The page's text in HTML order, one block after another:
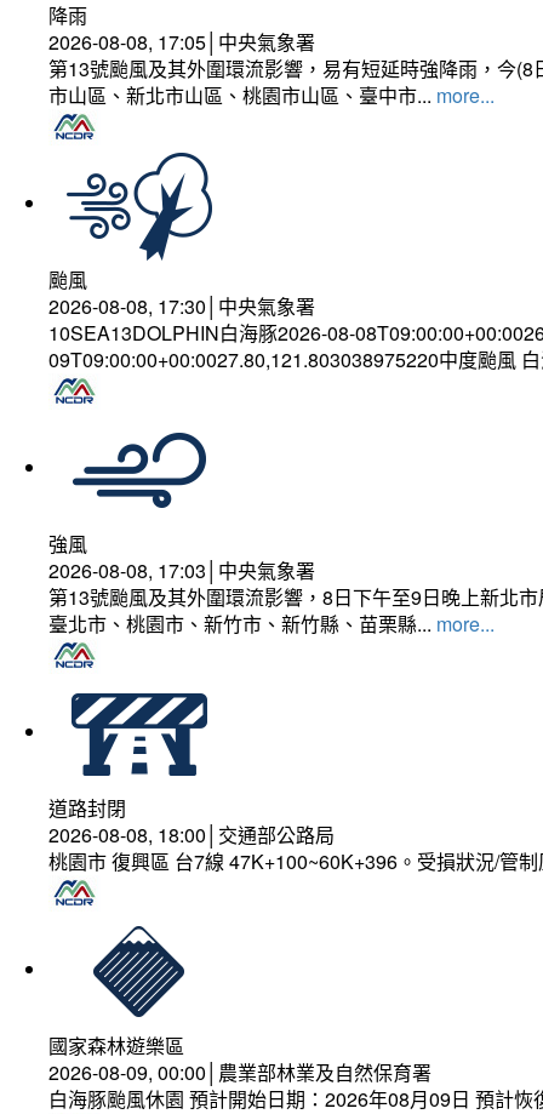
降雨
2026-08-08, 17:05│中央氣象署
第13號颱風及其外圍環流影響，易有短延時強降雨，今
市山區、新北市山區、桃園市山區、臺中市... more...
颱風
2026-08-08, 17:30│中央氣象署
10SEA13DOLPHIN白海豚2026-08-
09T09:00:00+00:0027.80,121.803038975220中度颱風
強風
2026-08-08, 17:03│中央氣象署
第13號颱風及其外圍環流影響，8日下午至9日晚上新北
臺北市、桃園市、新竹市、新竹縣、苗栗縣... more...
道路封閉
2026-08-08, 18:00│交通部公路局
桃園市 復興區 台7線 47K+100~60K+396。受損狀況/管
國家森林遊樂區
2026-08-09, 00:00│農業部林業及自然保育署
白海豚颱風休園 預計開始日期：2026年08月09日 預計